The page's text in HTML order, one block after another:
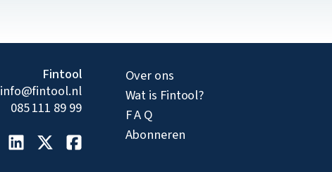
Fintool
info@fintool.nl
085 111 89 99
Over ons
Wat is Fintool?
F A Q
Abonneren